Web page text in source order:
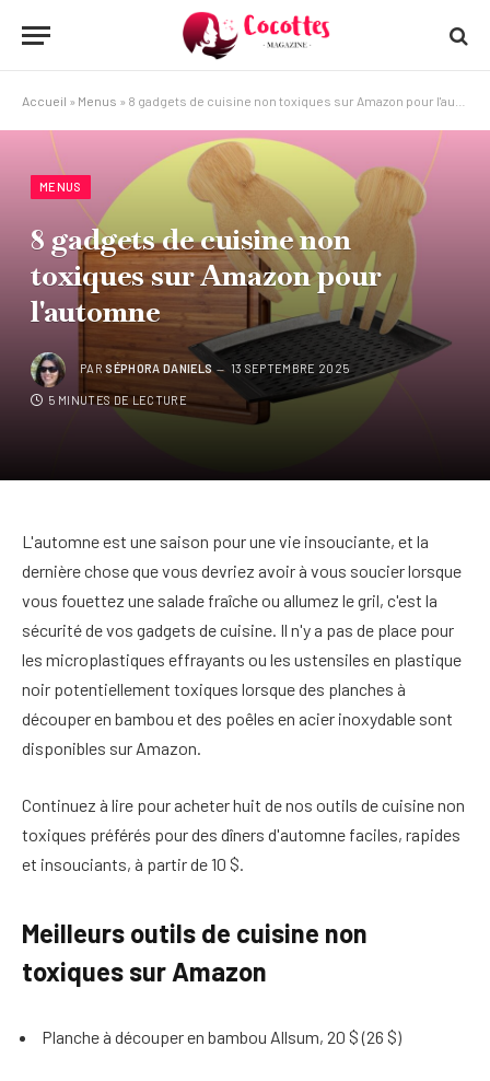
Accueil » Menus » 8 gadgets de cuisine non toxiques sur Amazon pour l'automne
MENUS
8 gadgets de cuisine non
toxiques sur Amazon pour
l'automne
PAR SÉPHORA DANIELS 13 SEPTEMBRE 2025
5 MINUTES DE LECTURE
L'automne est une saison pour une vie insouciante, et la
dernière chose que vous devriez avoir à vous soucier lorsque
vous fouettez une salade fraîche ou allumez le gril, c'est la
sécurité de vos gadgets de cuisine. Il n'y a pas de place pour
les microplastiques effrayants ou les ustensiles en plastique
noir potentiellement toxiques lorsque des planches à
découper en bambou et des poêles en acier inoxydable sont
disponibles sur Amazon.
Continuez à lire pour acheter huit de nos outils de cuisine non
toxiques préférés pour des dîners d'automne faciles, rapides
et insouciants, à partir de 10 $.
Meilleurs outils de cuisine non
toxiques sur Amazon
Planche à découper en bambou Allsum, 20 $ (26 $)